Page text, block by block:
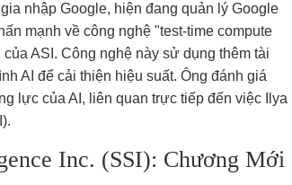
nhập Google, hiện đang quản lý Google
mạnh về công nghệ "test-time compute
ASI. Công nghệ này sử dụng thêm tài
AI để cải thiện hiệu suất. Ông đánh giá
lực của AI, liên quan trực tiếp đến việc Ilya
Inc. (SSI): Chương Mới